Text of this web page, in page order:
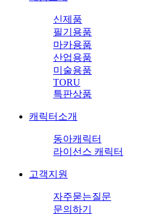
신제품
필기용품
마카용품
산업용품
미술용품
TORU
특판상품
캐릭터소개
동아캐릭터
라이선스 캐릭터
고객지원
자주묻는질문
문의하기